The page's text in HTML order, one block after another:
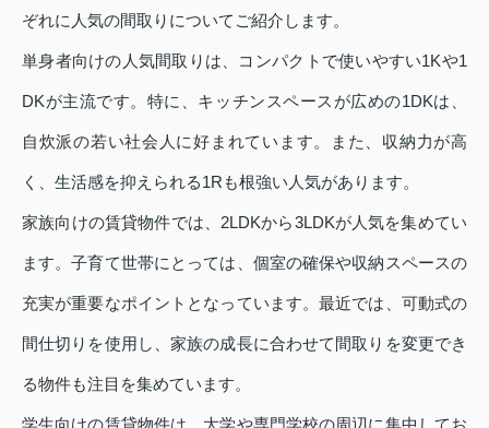
ぞれに人気の間取りについてご紹介します。
単身者向けの人気間取りは、コンパクトで使いやすい1Kや1
DKが主流です。特に、キッチンスペースが広めの1DKは、
自炊派の若い社会人に好まれています。また、収納力が高
く、生活感を抑えられる1Rも根強い人気があります。
家族向けの賃貸物件では、2LDKから3LDKが人気を集めてい
ます。子育て世帯にとっては、個室の確保や収納スペースの
充実が重要なポイントとなっています。最近では、可動式の
間仕切りを使用し、家族の成長に合わせて間取りを変更でき
る物件も注目を集めています。
学生向けの賃貸物件は、大学や専門学校の周辺に集中してお